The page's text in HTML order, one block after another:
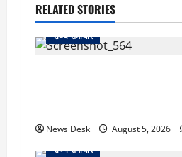
RELATED STORIES
राज्य समाचार
News Desk August 5, 2026
राज्य समाचार